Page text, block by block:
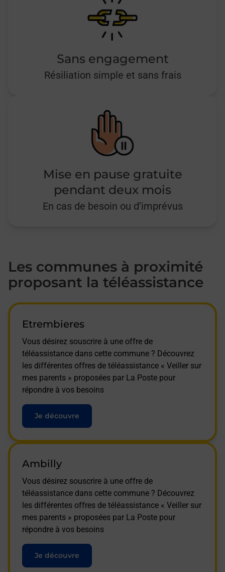
Sans engagement
Résiliation simple et sans frais
Mise en pause gratuite
pendant deux mois
En cas de besoin ou d’imprévus
Les communes à proximité
proposant la téléassistance
Etrembieres
Vous désirez souscrire à une offre de
téléassistance dans cette commune ? Découvrez
les différentes offres de téléassistance « Veiller sur
mes parents » proposées par La Poste pour
répondre à vos besoins
Je découvre
Ambilly
Vous désirez souscrire à une offre de
téléassistance dans cette commune ? Découvrez
les différentes offres de téléassistance « Veiller sur
mes parents » proposées par La Poste pour
répondre à vos besoins
Je découvre